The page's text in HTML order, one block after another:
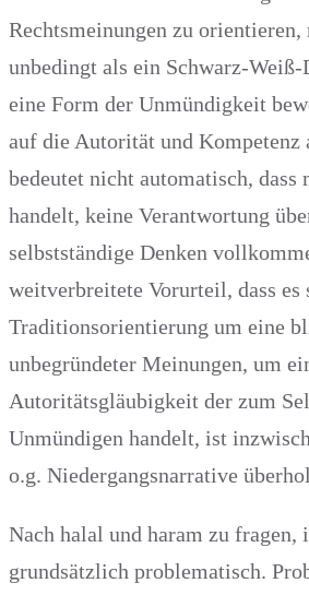
Rechtsmeinungen zu orientieren,
unbedingt als ein Schwarz-Weiß-
eine Form der Unmündigkeit
auf die Autorität und Kompetenz
bedeutet nicht automatisch, dass
handelt, keine Verantwortung
selbstständige Denken
weitverbreitete Vorurteil, dass es
Traditionsorientierung um eine
unbegründeter Meinungen, um
Autoritätsgläubigkeit der zum
Unmündigen handelt, ist
o.g. Niedergangsnarrative
Nach halal und haram zu fragen,
grundsätzlich problematisch.